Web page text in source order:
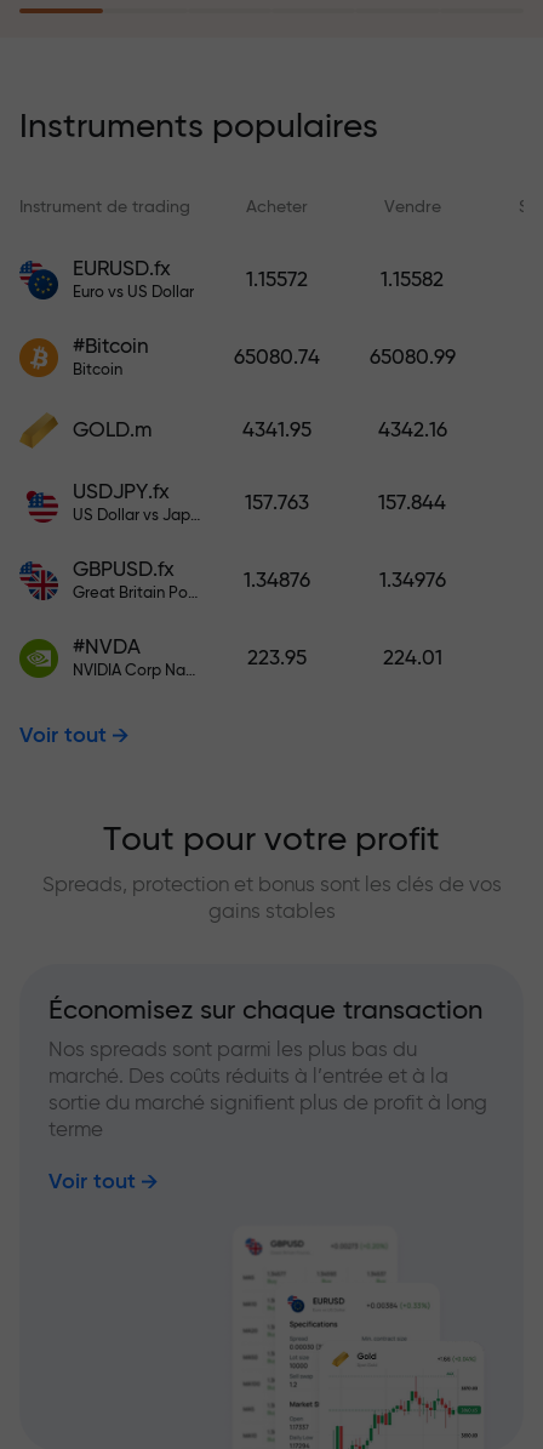
rêves simplement en effectuant un
risques rembourse vos pertes et
garantit un triplement des profits
tranquillité — votre capital est
dépôt. X1000 n’est pas une erreur.
Instruments populaires
Instrument de trading Acheter Vendre
EURUSD.fx
Euro vs US Dollar
1.15572 1.15582
#Bitcoin
Bitcoin
65080.74 65080.99
GOLD.m 4341.95 4342.16
USDJPY.fx
US Dollar vs Japanese Yen
157.763 157.844
GBPUSD.fx
Great Britain Pound vs US Dollar
1.34876 1.34976
#NVDA
NVIDIA Corp Nasdaq Stock Exchange (Nasdaq) USD
223.95 224.01
Voir tout
Tout pour votre profit
Spreads, protection et bonus sont les clés de vos
gains stables
Économisez sur chaque transaction
Nos spreads sont parmi les plus bas du
marché. Des coûts réduits à l’entrée et à la
sortie du marché signifient plus de profit à long
terme
Voir tout